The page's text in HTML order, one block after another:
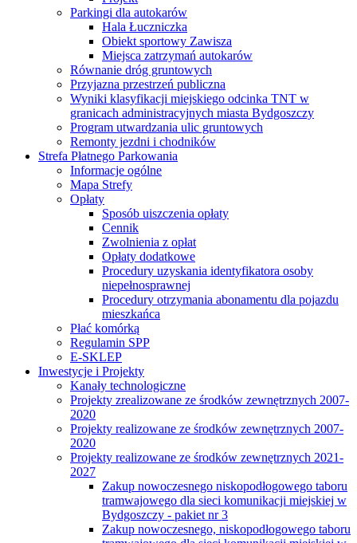
Parkingi dla autokarów
Hala Łuczniczka
Obiekt sportowy Zawisza
Miejsca zatrzymań autokarów
Równanie dróg gruntowych
Przyjazna przestrzeń publiczna
Wyniki klasyfikacji miejskiego odcinka TNT w
granicach administracyjnych miasta Bydgoszczy
Program utwardzania ulic gruntowych
Remonty jezdni i chodników
Strefa Płatnego Parkowania
Informacje ogólne
Mapa Strefy
Opłaty
Sposób uiszczenia opłaty
Cennik
Zwolnienia z opłat
Opłaty dodatkowe
Procedury uzyskania identyfikatora osoby
niepełnosprawnej
Procedury otrzymania abonamentu dla pojazdu
mieszkańca
Płać komórką
Regulamin SPP
E-SKLEP
Inwestycje i Projekty
Kanały technologiczne
Projekty zrealizowane ze środków zewnętrznych 2007-
2020
Projekty realizowane ze środków zewnętrznych 2007-
2020
Projekty realizowane ze środków zewnętrznych 2021-
2027
Zakup nowoczesnego niskopodłogowego taboru
tramwajowego dla sieci komunikacji miejskiej w
Bydgoszczy - pakiet nr 3
Zakup nowoczesnego, niskopodłogowego taboru